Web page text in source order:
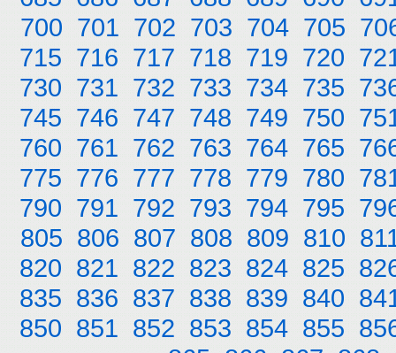
700 701 702 703 704 705
715 716 717 718 719 720
730 731 732 733 734 735
745 746 747 748 749 750
760 761 762 763 764 765
775 776 777 778 779 780
790 791 792 793 794 795
805 806 807 808 809 810
820 821 822 823 824 825
835 836 837 838 839 840
850 851 852 853 854 855